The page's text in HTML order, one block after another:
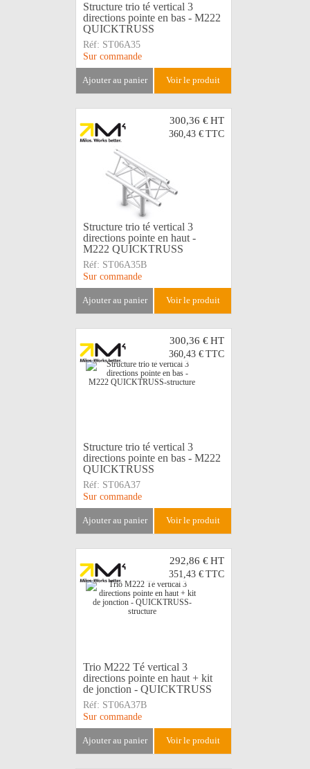
Structure trio té vertical 3
directions pointe en bas - M222
QUICKTRUSS
Réf: ST06A35
Sur commande
ajouter au panier voir le produit
300,36 €HT
360,43 € TTC
Structure trio té vertical 3
directions pointe en haut -
M222 QUICKTRUSS
Réf: ST06A35B
Sur commande
ajouter au panier voir le produit
300,36 €HT
360,43 € TTC
Structure trio té vertical 3
directions pointe en bas - M222
QUICKTRUSS
Réf: ST06A37
Sur commande
ajouter au panier voir le produit
292,86 €HT
351,43 € TTC
Trio M222 Té vertical 3
directions pointe en haut + kit
de jonction - QUICKTRUSS
Réf: ST06A37B
Sur commande
ajouter au panier voir le produit